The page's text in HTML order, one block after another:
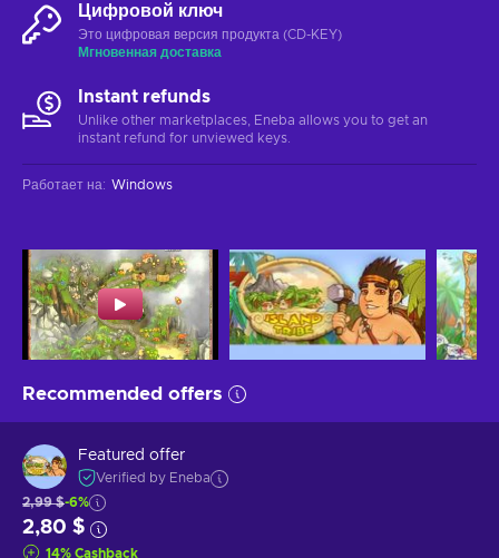
Цифровой ключ
Это цифровая версия продукта (CD-KEY)
Мгновенная доставка
Instant refunds
Unlike other marketplaces, Eneba allows you to get an
instant refund for unviewed keys.
Работает на: Windows
Recommended offers
Featured offer
Verified by Eneba
2,99 $-6%
2,80 $
14% Cashback